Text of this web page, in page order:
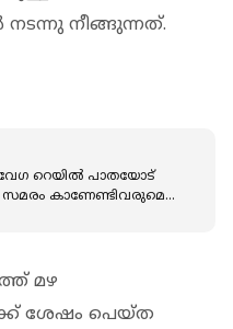
നീങ്ങുന്നത്.
റെയില്‍ പാതയോട്
സമരം കാണേണ്ടിവരുമെന്ന്
മഴ
ശേഷം പെയ്ത